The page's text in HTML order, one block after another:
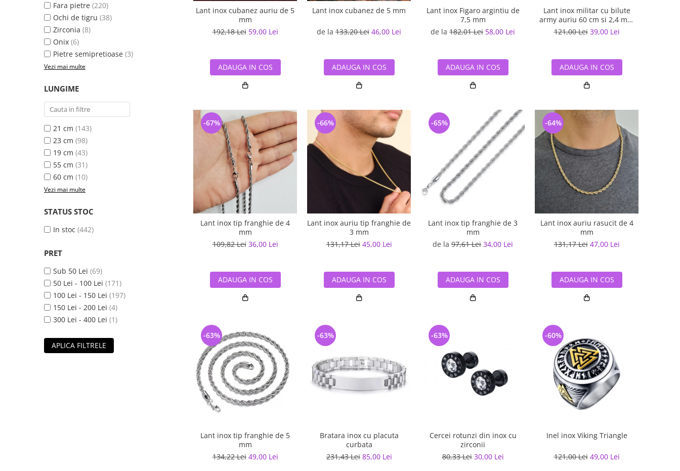
Fara pietre (220)
Ochi de tigru (38)
Zirconia (8)
Onix (6)
Pietre semipretioase (3)
Vezi mai multe
LUNGIME
21 cm (143)
23 cm (98)
19 cm (43)
55 cm (31)
60 cm (10)
Vezi mai multe
STATUS STOC
In stoc (442)
PRET
Sub 50 Lei (69)
50 Lei - 100 Lei (171)
100 Lei - 150 Lei (197)
150 Lei - 200 Lei (4)
300 Lei - 400 Lei (1)
APLICA FILTRELE
Lant inox cubanez auriu de 5
mm
192,18 Lei 59,00 Lei
ADAUGA IN COS
Lant inox cubanez de 5 mm
de la 133,20 Lei 46,00 Lei
ADAUGA IN COS
Lant inox Figaro argintiu de
7,5 mm
de la 182,01 Lei 58,00 Lei
ADAUGA IN COS
Lant inox militar cu bilute
army auriu 60 cm si 2,4 mm
grosime
121,00 Lei 39,00 Lei
ADAUGA IN COS
Lant inox tip franghie de 4
mm
109,82 Lei 36,00 Lei
-67%
ADAUGA IN COS
Lant inox auriu tip franghie de
3 mm
131,17 Lei 45,00 Lei
-66%
ADAUGA IN COS
Lant inox tip franghie de 3
mm
de la 97,61 Lei 34,00 Lei
-65%
ADAUGA IN COS
Lant inox auriu rasucit de 4
mm
131,17 Lei 47,00 Lei
-64%
ADAUGA IN COS
Lant inox tip franghie de 5
mm
134,22 Lei 49,00 Lei
-63%
Bratara inox cu placuta
curbata
231,43 Lei 85,00 Lei
-63%
Cercei rotunzi din inox cu
zirconii
80,33 Lei 30,00 Lei
-63%
Inel inox Viking Triangle
121,00 Lei 49,00 Lei
-60%